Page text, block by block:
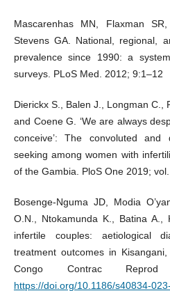
Mascarenhas MN, Flaxman
Stevens GA. National, regional,
prevalence since 1990: a
surveys. PLoS Med. 2012; 9:1–12
Dierickx S., Balen J., Longman C.,
and Coene G. ‘We are always
conceive’: The convoluted
seeking among women with
of the Gambia. PloS One 2019;
Bosenge-Nguma JD, Modia
O.N., Ntokamunda K., Batina A.,
infertile couples: aetiological
treatment outcomes in
Congo Contrac
https://doi.org/10.1186/